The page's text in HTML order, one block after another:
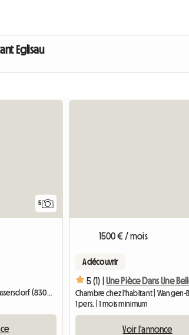
Eglisau
5
Chambre chez l'habitant | Bassersdorf (8303) | 18 M2
1500 € / mois
A découvrir
5 (1) |
1 pers. | 1 mois minimum
Voir l'annonce